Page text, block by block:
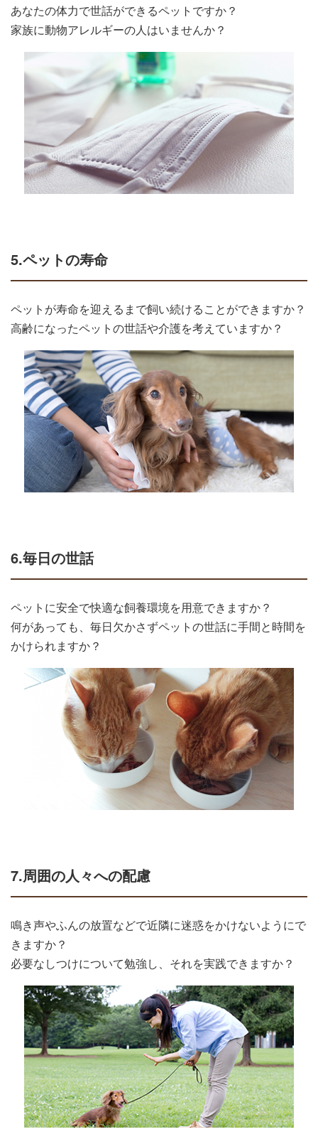
あなたの体力で世話ができるペットですか？
家族に動物アレルギーの人はいませんか？
5.ペットの寿命
ペットが寿命を迎えるまで飼い続けることができますか？
高齢になったペットの世話や介護を考えていますか？
6.毎日の世話
ペットに安全で快適な飼養環境を用意できますか？
何があっても、毎日欠かさずペットの世話に手間と時間を
かけられますか？
7.周囲の人々への配慮
鳴き声やふんの放置などで近隣に迷惑をかけないようにで
きますか？
必要なしつけについて勉強し、それを実践できますか？